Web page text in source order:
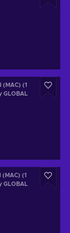
(MAC) (1
GLOBAL
(1
GLOBAL